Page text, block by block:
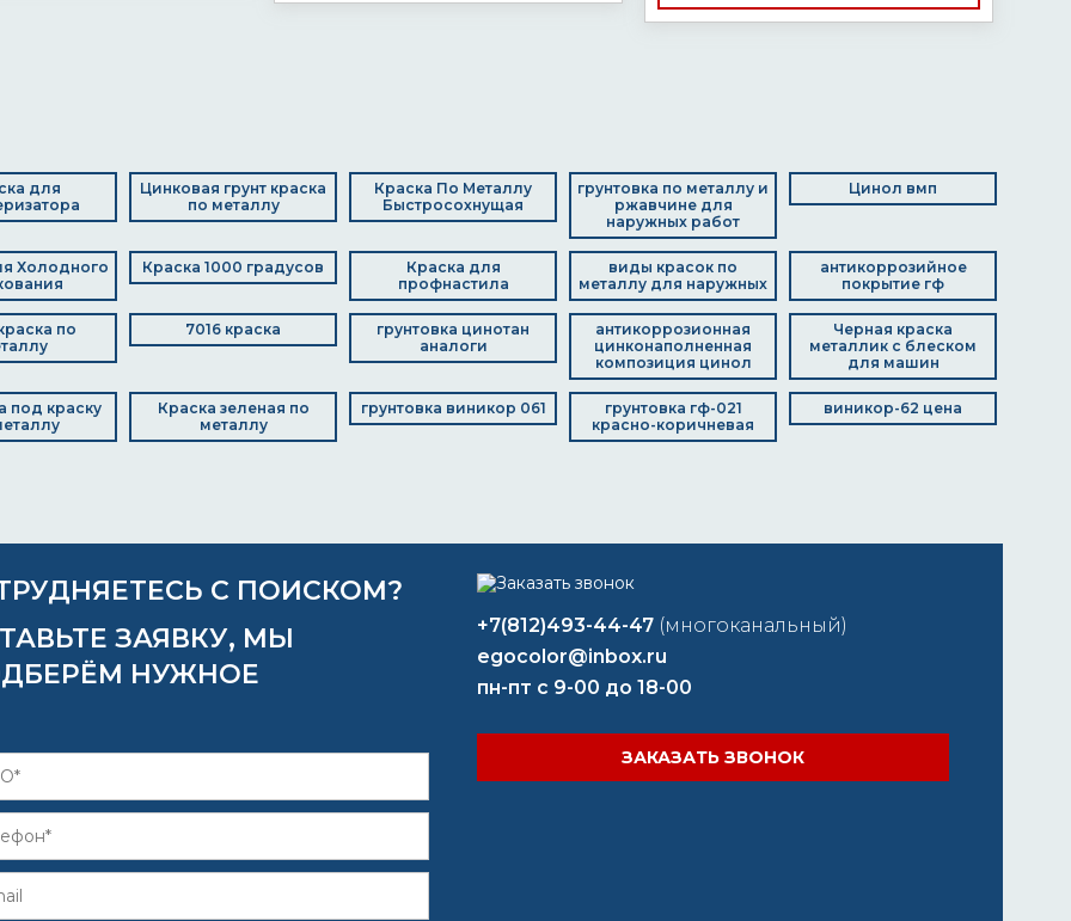
для
Цинковая грунт краска
по металлу
Краска По Металлу
Быстросохнущая
грунтовка по металлу и
ржавчине для
наружных работ
Цинол вмп
Холодного
Краска 1000 градусов
Краска для
профнастила
виды красок по
металлу для наружных
антикоррозийное
покрытие гф
по
7016 краска
грунтовка цинотан
аналоги
антикоррозионная
цинконаполненная
композиция цинол
Черная краска
металлик с блеском
для машин
под краску
Краска зеленая по
металлу
грунтовка виникор 061
грунтовка гф-021
красно-коричневая
виникор-62 цена
С ПОИСКОМ?
ЗАЯВКУ, МЫ
НУЖНОЕ
+7(812)493-44-47 (многоканальный)
egocolor@inbox.ru
пн-пт с 9-00 до 18-00
ЗАКАЗАТЬ ЗВОНОК